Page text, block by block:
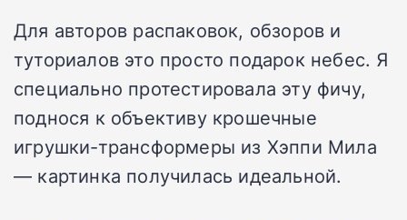
Для авторов распаковок, обзоров и
туториалов это просто подарок небес. Я
специально протестировала эту фичу,
поднося к объективу крошечные
игрушки-трансформеры из Хэппи Мила
— картинка получилась идеальной.